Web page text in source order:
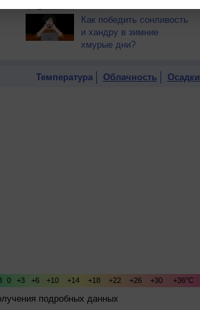
Как победить сонливость
и хандру в зимние
хмурые дни?
Температура Облачность Осадки
подробных данных